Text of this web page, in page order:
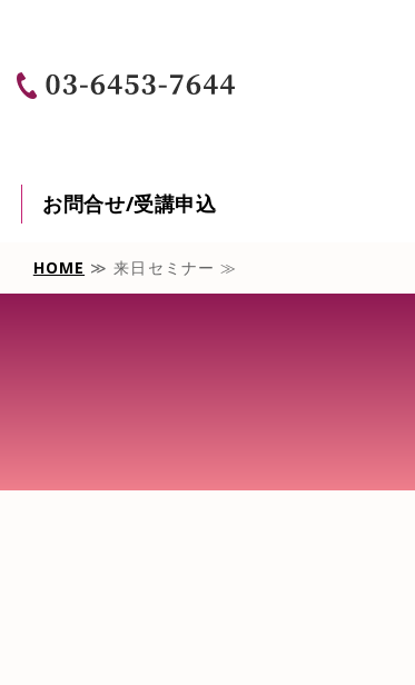
お問合せ/受講申込
HOME ≫ 来日セミナー ≫